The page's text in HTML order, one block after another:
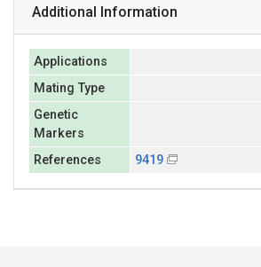
Additional Information
Applications
Mating Type
Genetic
Markers
References
9419